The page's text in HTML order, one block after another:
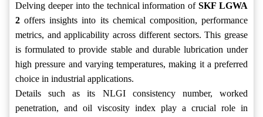
Delving deeper into the technical information ofSKF LGWA
2 offers insights into its chemical composition, performance
metrics, and applicability across different sectors. This grease
is formulated to provide stable and durable lubrication under
high pressure and varying temperatures, making it a preferred
choice in industrial applications.
Details such as its NLGI consistency number, worked
penetration, and oil viscosity index play a crucial role in